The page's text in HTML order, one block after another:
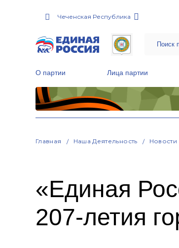
Чеченская Республика
О партии Лица партии
Главная Наша Деятельность Новости
«Единая
207-летия